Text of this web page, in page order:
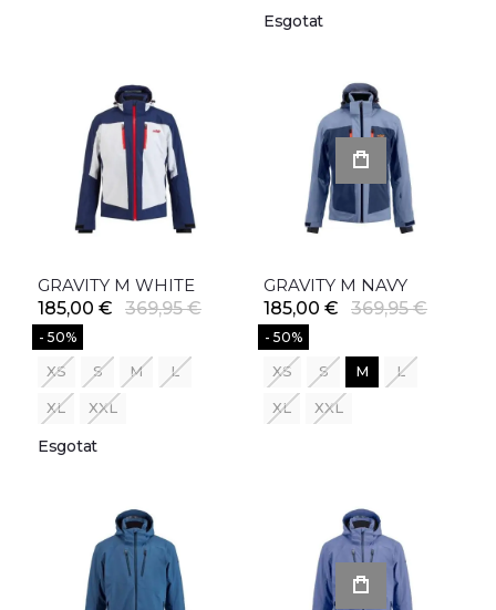
Esgotat
GRAVITY M WHITE
185,00 €
369,95 €
- 50%
XS S M L
XL XXL
Esgotat
GRAVITY M NAVY
185,00 €
369,95 €
- 50%
XS S M L
XL XXL